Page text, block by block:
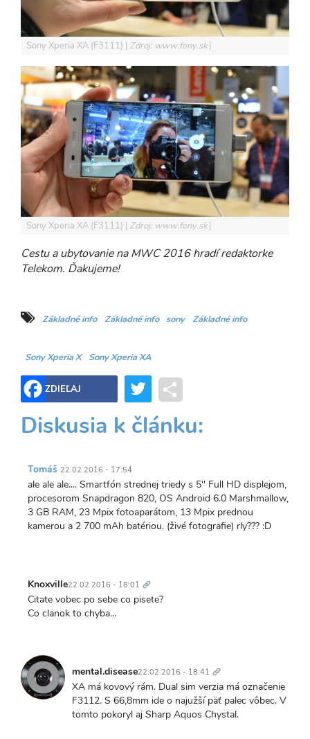
Sony Xperia XA (F3111) Zdroj: www.fony.sk
Sony Xperia XA (F3111) Zdroj: www.fony.sk
Cestu a ubytovanie na MWC 2016 hradí redaktorke
Telekom. Ďakujeme!
Základné info Základné info sony Základné info
Sony Xperia X Sony Xperia XA
ZDIEĽAJ Twitter
Diskusia k článku:
Tomáš 22.02.2016 - 17:54
ale ale ale.... Smartfón strednej triedy s 5'' Full HD displejom,
procesorom Snapdragon 820, OS Android 6.0 Marshmallow,
3 GB RAM, 23 Mpix fotoaparátom, 13 Mpix prednou
kamerou a 2 700 mAh batériou. (živé fotografie) rly??? :D
Knoxville22.02.2016 - 18:01 odkaz
Citate vobec po sebe co pisete?
Co clanok to chyba...
mental.disease22.02.2016 - 18:41 odkaz
XA má kovový rám. Dual sim verzia má označenie
F3112. S 66,8mm ide o najužší päť palec vôbec. V
tomto pokoryl aj Sharp Aquos Chystal.